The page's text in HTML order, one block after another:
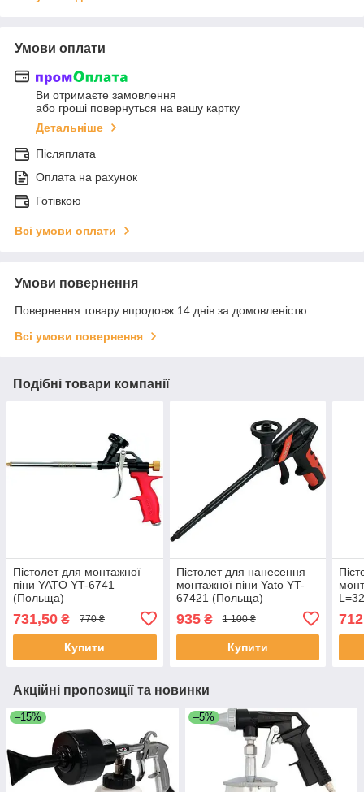
Умови оплати
Ви отримаєте замовлення
або гроші повернуться на вашу картку
Детальніше
Післяплата
Оплата на рахунок
Готівкою
Всі умови оплати
Умови повернення
Повернення товару впродовж 14 днів за домовленістю
Всі умови повернення
Подібні товари компанії
Пістолет для монтажної
піни YATO YT-6741
(Польща)
731,50 ₴ 770 ₴
Купити
Пістолет для нанесення
монтажної піни Yato YT-
67421 (Польща)
935₴ 1 100 ₴
Купити
Акційні пропозиції та новинки
–15% –5%